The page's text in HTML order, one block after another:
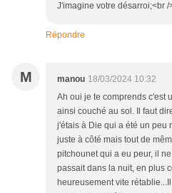
J'imagine votre désarroi;<br
Répondre
M manou 18/03/2024 10:32
Ah oui je te comprends c'est
ainsi couché au sol. Il faut
j'étais à Die qui a été un peu
juste à côté mais tout de
pitchounet qui a eu peur, il
passait dans la nuit, en plus
heureusement vite